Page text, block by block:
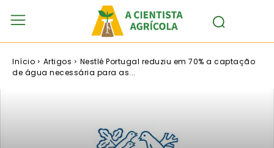
Início Artigos
Nestlé Portugal reduziu em 70% a captação
de água necessária para as...